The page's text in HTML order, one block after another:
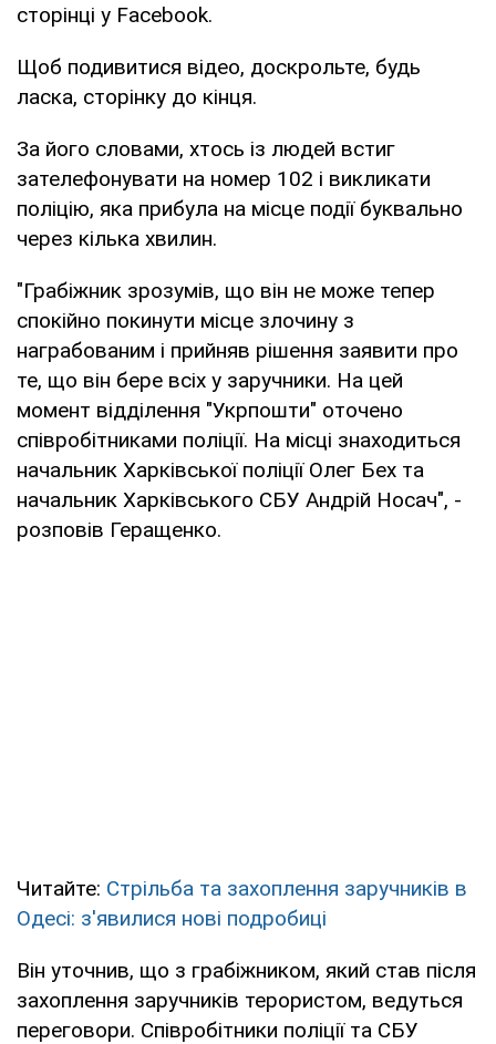
сторінці у Facebook.
Щоб подивитися відео, доскрольте, будь
ласка, сторінку до кінця.
За його словами, хтось із людей встиг
зателефонувати на номер 102 і викликати
поліцію, яка прибула на місце події буквально
через кілька хвилин.
"Грабіжник зрозумів, що він не може тепер
спокійно покинути місце злочину з
награбованим і прийняв рішення заявити про
те, що він бере всіх у заручники. На цей
момент відділення "Укрпошти" оточено
співробітниками поліції. На місці знаходиться
начальник Харківської поліції Олег Бех та
начальник Харківського СБУ Андрій Носач", -
розповів Геращенко.
Читайте: Стрільба та захоплення заручників в
Одесі: з'явилися нові подробиці
Він уточнив, що з грабіжником, який став після
захоплення заручників терористом, ведуться
переговори. Співробітники поліції та СБУ